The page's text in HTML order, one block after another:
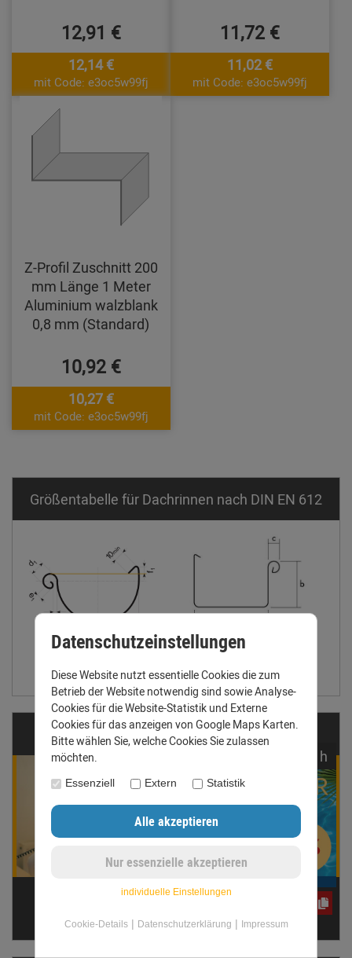
12,91 €
12,14 €
mit Code: e3oc5w99fj
11,72 €
11,02 €
mit Code: e3oc5w99fj
Z-Profil Zuschnitt 200
mm Länge 1 Meter
Aluminium walzblank
0,8 mm (Standard)
10,92 €
10,27 €
mit Code: e3oc5w99fj
Größentabelle für Dachrinnen nach DIN EN 612
Größentabelle anzeigen
Fragen?
Winnie Werner
Gern beantworten wir Deine
Fragen. Ruf uns an oder
Telefon: +49 (0) 3431 6060510
anfrage@dachrinnen-shop.de
h
Datenschutzeinstellungen
Diese Website nutzt essentielle Cookies die zum
Betrieb der Website notwendig sind sowie Analyse-
Cookies für die Website-Statistik und Externe
Cookies für das anzeigen von Google Maps Karten.
Bitte wählen Sie, welche Cookies Sie zulassen
möchten.
Essenziell Extern Statistik
individuelle Einstellungen
Cookie-Details| Datenschutzerklärung | Impressum